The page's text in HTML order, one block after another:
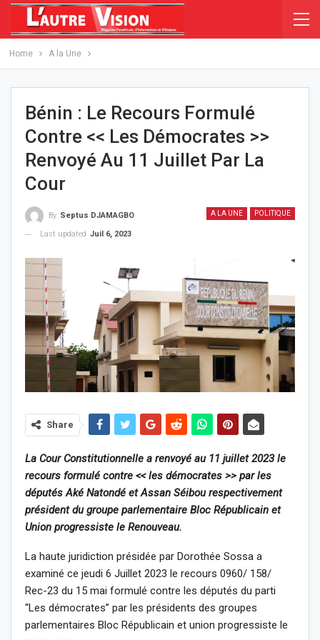
Home A la Une
Bénin : Le Recours Formulé
Contre << Les Démocrates >>
Renvoyé Au 11 Juillet Par La
Cour
A LA UNE POLITIQUE
By Septus DJAMAGBO
Last updated Juil 6, 2023
Share
La Cour Constitutionnelle a renvoyé au 11 juillet 2023 le
recours formulé contre << les démocrates >> par les
députés Aké Natondé et Assan Séibou respectivement
président du groupe parlementaire Bloc Républicain et
Union progressiste le Renouveau.
La haute juridiction présidée par Dorothée Sossa a
examiné ce jeudi 6 Juillet 2023 le recours 0960/ 158/
Rec-23 du 15 mai formulé contre les députés du parti
“Les démocrates” par les présidents des groupes
parlementaires Bloc Républicain et union progressiste le